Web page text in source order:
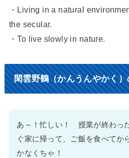
・Living in a natural
the secular.
・To live slowly in nature.
閑雲野鶴（かんうんやかく
あ～！忙しい！ 授業が終わっ
ぐ家に帰って、ご飯を食べてか
かなくちゃ！